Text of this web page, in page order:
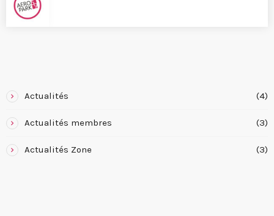
Actualités (4)
Actualités membres (3)
Actualités Zone (3)